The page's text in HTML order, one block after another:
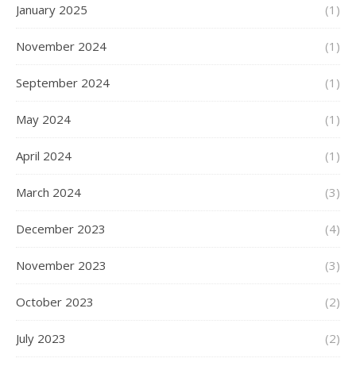
January 2025 (1)
November 2024 (1)
September 2024 (1)
May 2024 (1)
April 2024 (1)
March 2024 (3)
December 2023 (4)
November 2023 (3)
October 2023 (2)
July 2023 (2)